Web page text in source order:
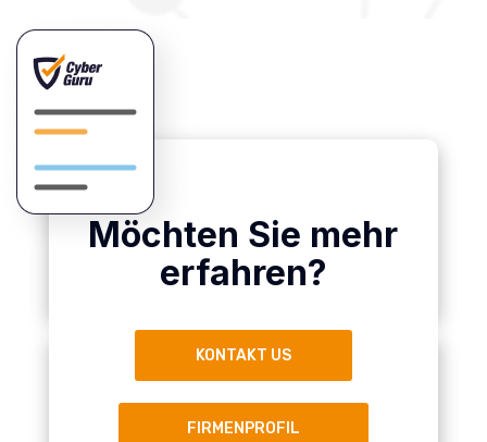
Möchten Sie mehr
erfahren?
KONTAKT US
FIRMENPROFIL